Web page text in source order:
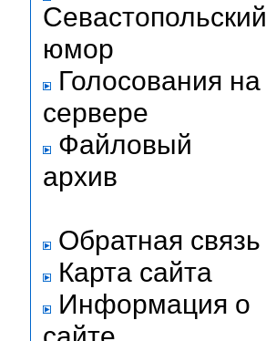
Севастопольский
юмор
Голосования на
сервере
Файловый
архив
Обратная связь
Карта сайта
Информация о